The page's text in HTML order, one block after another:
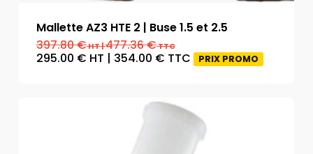
Mallette AZ3 HTE 2 | Buse 1.5 et 2.5
397.80€HT|477.36€TTC
295.00 € HT | 354.00 € TTC PRIX PROMO